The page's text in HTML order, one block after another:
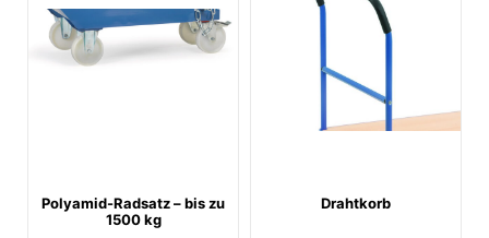
Polyamid-Radsatz – bis zu
1500 kg
Drahtkorb